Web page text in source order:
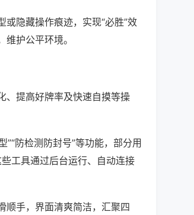
隐藏操作痕迹，实现“必胜”效
护公平环境。
、提高好牌率及快速自摸等操
”“防检测防封号”等功能，部分用
工具通过后台运行、自动连接
顺手，界面清爽简洁，汇聚四